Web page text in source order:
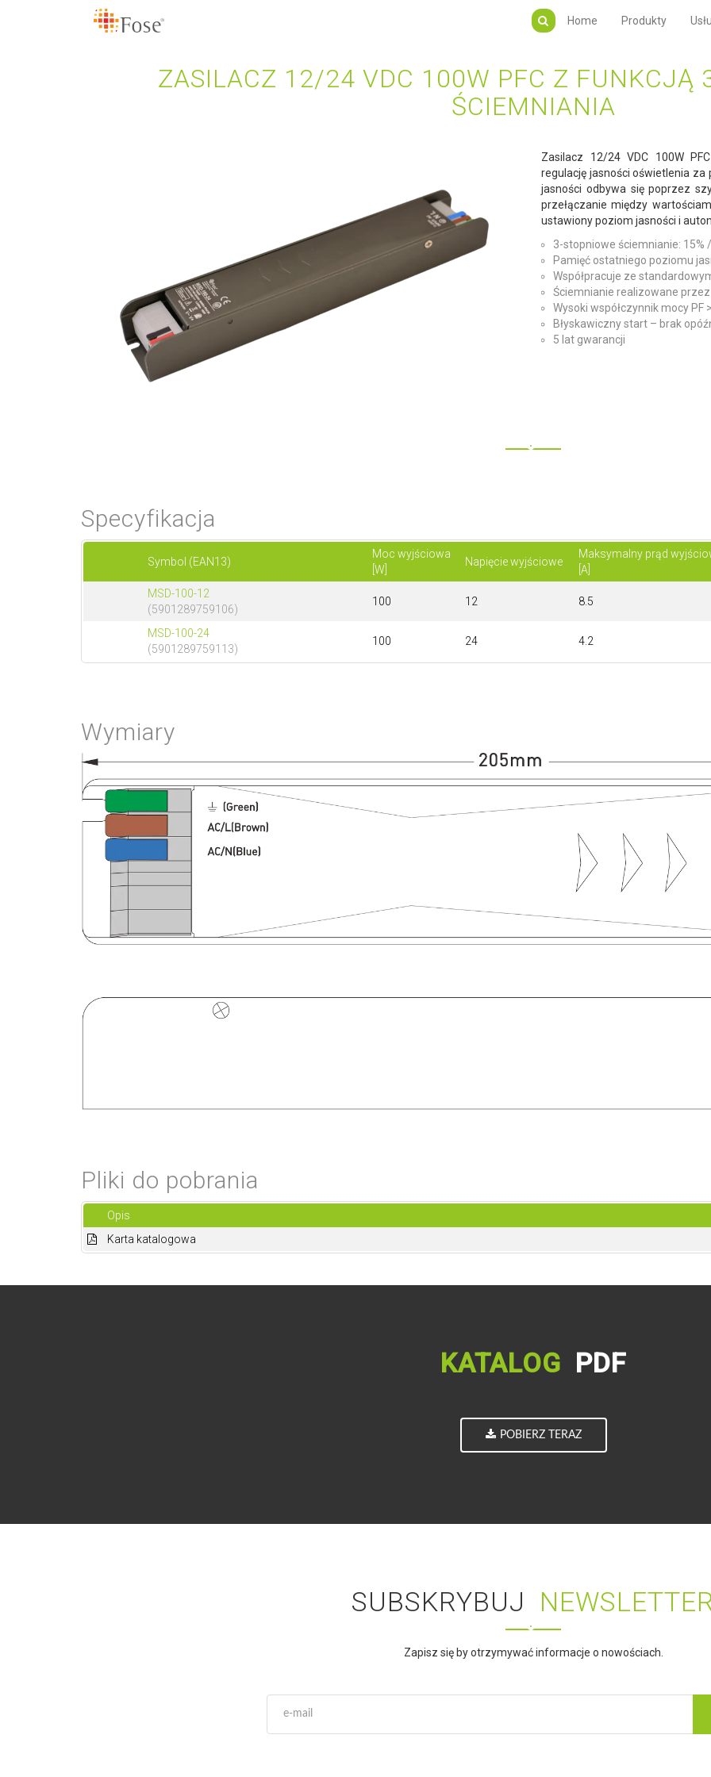
Home Produkty
ZASILACZ 12/24 VDC 100W PFC Z FUNKCJĄ
ŚCIEMNIANIA
Zasilacz 12/24 VDC 100W
regulację jasności oświetlenia za
jasności odbywa się poprzez
przełączanie między
ustawiony poziom jasności i
3-stopniowe ściemnianie: 15%
Pamięć ostatniego poziomu
Współpracuje ze
Ściemnianie realizowane przez
Wysoki współczynnik mocy PF
Błyskawiczny start – brak
5 lat gwarancji
Specyfikacja
Symbol (EAN13)
Moc wyjściowa
[W]
Napięcie wyjściowe
Maksymalny prąd
[A]
MSD-100-12
(5901289759106)
100 12 8.5
MSD-100-24
(5901289759113)
100 24 4.2
Wymiary
Pliki do pobrania
Opis
Karta katalogowa
KATALOG PDF
POBIERZ TERAZ
SUBSKRYBUJ
Zapisz się by otrzymywać informacje o nowościach.